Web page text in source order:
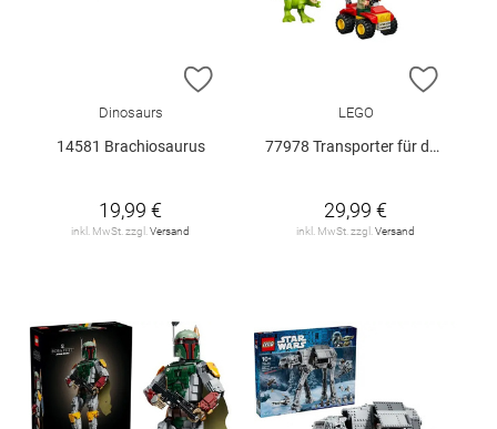
ZUR WUNSCHLISTE HINZUFÜGEN
Dinosaurs
14581 Brachiosaurus
19,99 €
inkl. MwSt. zzgl.Versand
ZUR
LEGO
77978 Transporter für den Jungen T.. V29
29,99 €
inkl. MwSt. zzgl.Versand